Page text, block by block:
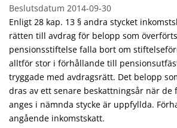
Beslutsdatum 2014-09-30
Enligt 28 kap. 13 § andra stycket
rätten till avdrag för belopp som
pensionsstiftelse falla bort om
alltför stor i förhållande till
tryggade med avdragsrätt. Det belopp
dras av ett senare beskattningsår när de
anges i nämnda stycke är uppfyllda.
angående inkomstskatt.